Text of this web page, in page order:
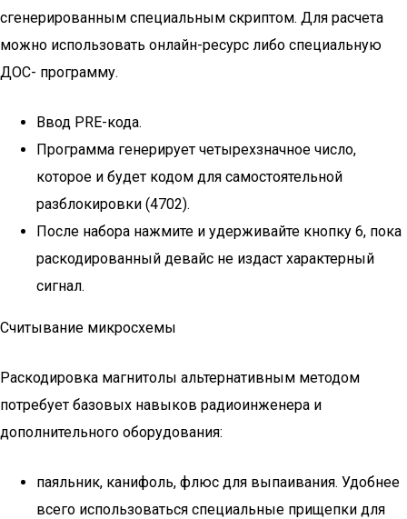
сгенерированным специальным скриптом. Для расчета
можно использовать онлайн-ресурс либо специальную
ДОС- программу.
Ввод PRE-кода.
Программа генерирует четырехзначное число,
которое и будет кодом для самостоятельной
разблокировки (4702).
После набора нажмите и удерживайте кнопку 6, пока
раскодированный девайс не издаст характерный
сигнал.
Считывание микросхемы
Раскодировка магнитолы альтернативным методом
потребует базовых навыков радиоинженера и
дополнительного оборудования:
паяльник, канифоль, флюс для выпаивания. Удобнее
всего использоваться специальные прищепки для